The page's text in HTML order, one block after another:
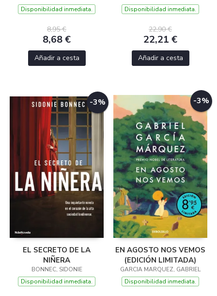
Disponibilidad inmediata.
8,95 €
8,68 €
Añadir a cesta
Disponibilidad inmediata.
22,90 €
22,21 €
Añadir a cesta
-3%
EL SECRETO DE LA
NIÑERA
BONNEC, SIDONIE
Disponibilidad inmediata.
-3%
EN AGOSTO NOS VEMOS
(EDICIÓN LIMITADA)
GARCIA MARQUEZ, GABRIEL
Disponibilidad inmediata.